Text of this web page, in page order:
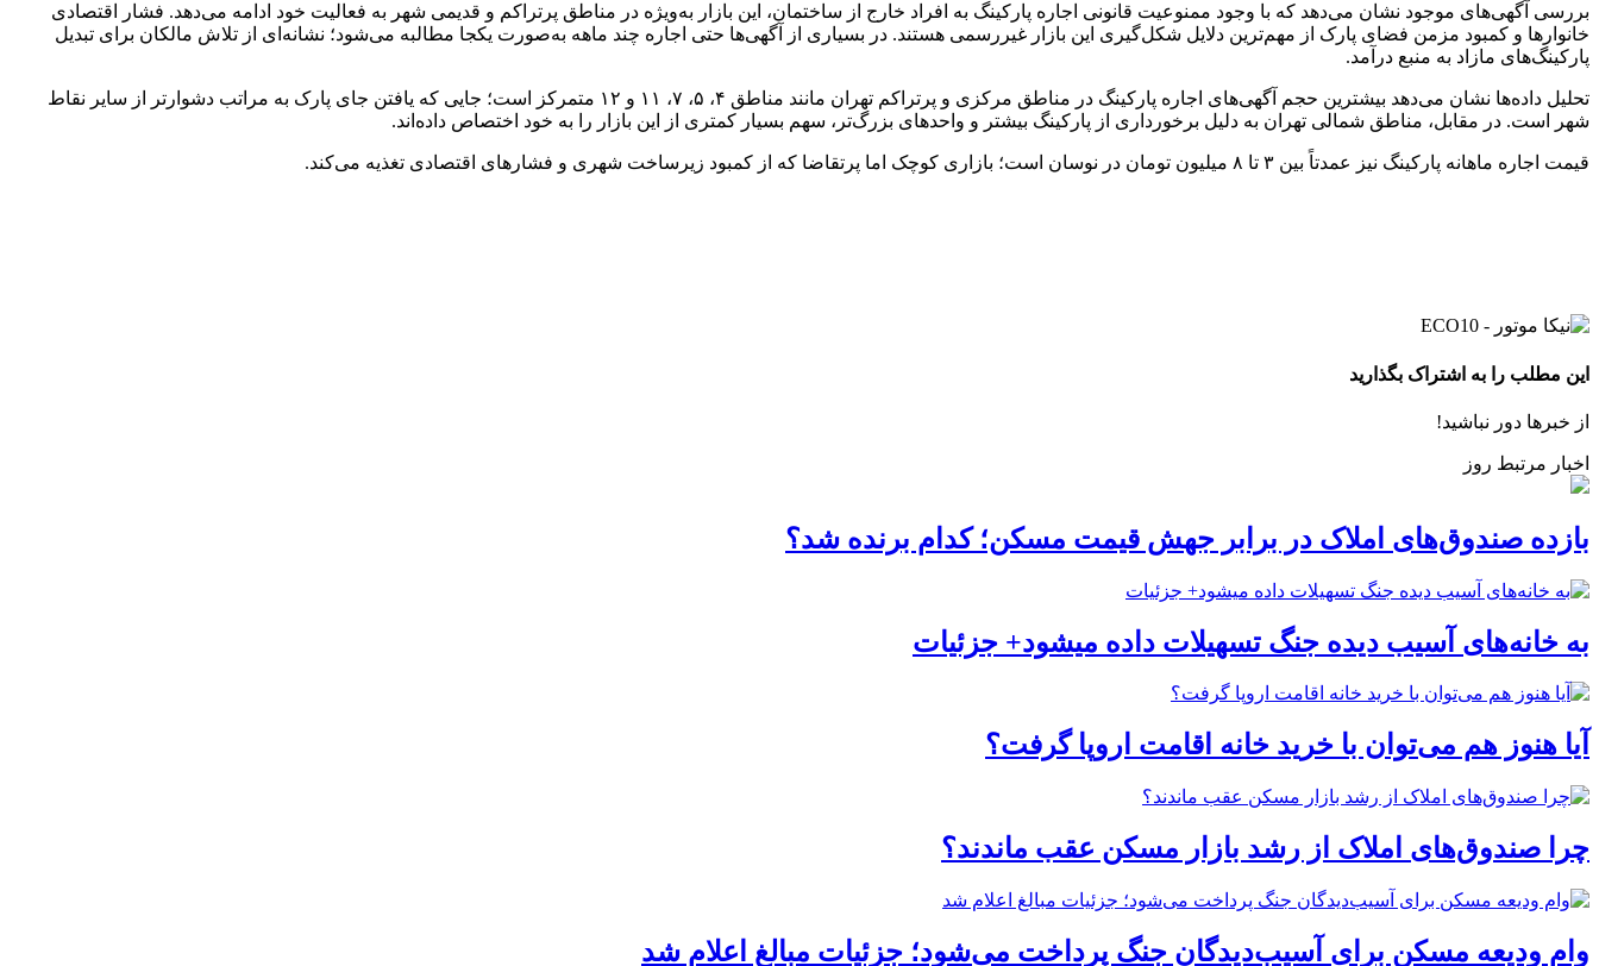
بررسی آگهی‌های موجود نشان می‌دهد که با وجود ممنوعیت قانونی اجاره پارکینگ به افراد خارج از ساختمان، این بازار به‌ویژه در مناطق پرتراکم و قدیمی شهر به فعالیت خود ادامه می‌دهد. فشار اقتصادی
خانوارها و کمبود مزمن فضای پارک از مهم‌ترین دلایل شکل‌گیری این بازار غیررسمی هستند. در بسیاری از آگهی‌ها حتی اجاره چند ماهه به‌صورت یکجا مطالبه می‌شود؛ نشانه‌ای از تلاش مالکان برای تبدیل
پارکینگ‌های مازاد به منبع درآمد.
تحلیل داده‌ها نشان می‌دهد بیشترین حجم آگهی‌های اجاره پارکینگ در مناطق مرکزی و پرتراکم تهران مانند مناطق ۴، ۵، ۷، ۱۱ و ۱۲ متمرکز است؛ جایی که یافتن جای پارک به مراتب دشوارتر از سایر نقاط
شهر است. در مقابل، مناطق شمالی تهران به دلیل برخورداری از پارکینگ بیشتر و واحدهای بزرگ‌تر، سهم بسیار کمتری از این بازار را به خود اختصاص داده‌اند.
قیمت اجاره ماهانه پارکینگ نیز عمدتاً بین ۳ تا ۸ میلیون تومان در نوسان است؛ بازاری کوچک اما پرتقاضا که از کمبود زیرساخت شهری و فشارهای اقتصادی تغذیه می‌کند.
این مطلب را به اشتراک بگذارید
از خبرها دور نباشید!
اخبار مرتبط روز
بازده صندوق‌های املاک در برابر جهش قیمت مسکن؛ کدام برنده شد؟
به خانه‌های آسیب دیده جنگ تسهیلات داده میشود+ جزئیات
آیا هنوز هم می‌توان با خرید خانه اقامت اروپا گرفت؟
چرا صندوق‌های املاک از رشد بازار مسکن عقب ماندند؟
وام ودیعه مسکن برای آسیب‌دیدگان جنگ پرداخت می‌شود؛ جزئیات مبالغ اعلام شد